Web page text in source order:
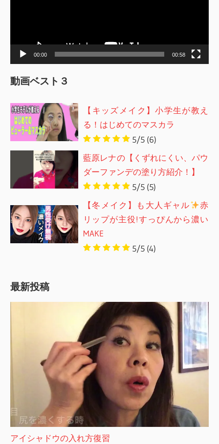
ー
00:00 00:58
動画ベスト３
【キッズメイク】小学生が教え
る！はじめてのマスカラ
5/5 (6)
藍原レナの【くずれにくい、パウ
ダーファンデの塗り方紹介！】
5/5 (5)
【冬メイク】も大人ギャル
赤
リップが主役!すっぴんから濃い
MAKE
5/5 (4)
最新投稿
アイシャドウの入れ方復習